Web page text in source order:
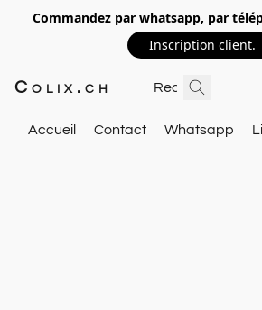
Commandez par whatsapp, par
Inscription client.
Colix.ch
Accueil Contact Whatsapp